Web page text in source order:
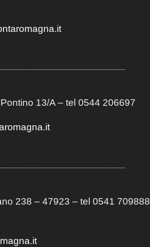
13/A– tel 0544 206697
238 – 47923 – tel 0541 709888